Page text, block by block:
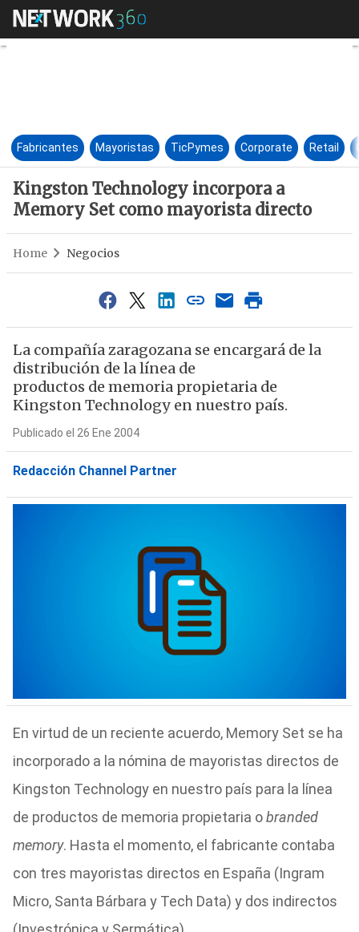
Kingston Technology
Fabricantes Mayoristas TicPymes Corporate Retail
Kingston Technology incorpora a
Memory Set como mayorista directo
Home Negocios
La compañía zaragozana se encargará de la
distribución de la línea de
productos de memoria propietaria de
Kingston Technology en nuestro país.
Publicado el 26 Ene 2004
Redacción Channel Partner
En virtud de un reciente acuerdo, Memory Set se ha
incorporado a la nómina de mayoristas directos de
Kingston Technology en nuestro país para la línea
de productos de memoria propietaria obranded
memory. Hasta el momento, el fabricante contaba
con tres mayoristas directos en España (Ingram
Micro, Santa Bárbara y Tech Data) y dos indirectos